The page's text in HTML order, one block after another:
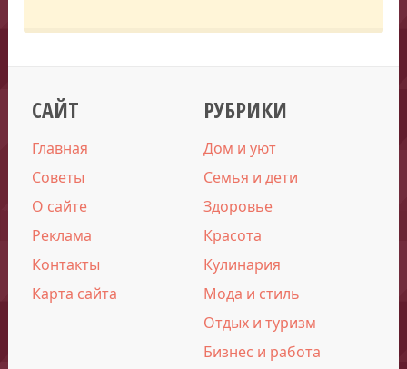
САЙТ
Главная
Советы
О сайте
Реклама
Контакты
Карта сайта
РУБРИКИ
Дом и уют
Семья и дети
Здоровье
Красота
Кулинария
Мода и стиль
Отдых и туризм
Бизнес и работа